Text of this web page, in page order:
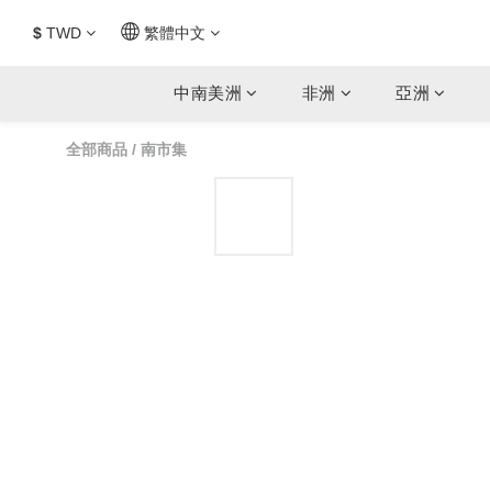
$ TWD 繁體中文
中南美洲 非洲 亞洲
全部商品 / 南市集